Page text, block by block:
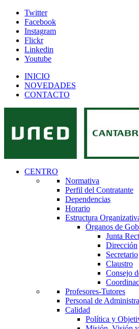
Twitter
Facebook
Instagram
Flickr
Linkedin
Youtube
INICIO
NOVEDADES
CONTACTO
CENTRO
Normativa
Perfil del Contratante
Dependencias
Horario
Estructura
Órganos de
Junta
Dirección
Secretario
Claustro
Consejo
Profesores-Tutores
Personal de
Calidad
Política y